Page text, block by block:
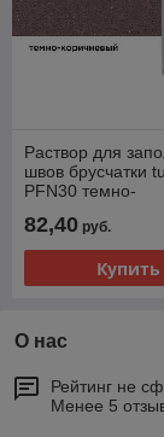
Раствор для
швов брусчатки
PFN30 темно-
82,40 руб.
Купить
О нас
Рейтинг не
Менее 5